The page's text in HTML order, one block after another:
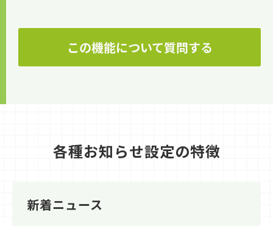
この機能について質問する
各種お知らせ設定の特徴
新着ニュース